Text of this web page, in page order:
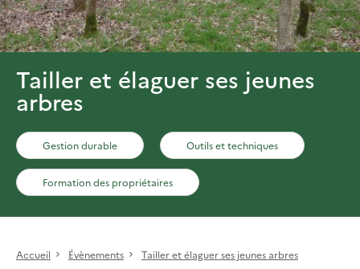
Tailler et élaguer ses jeunes
arbres
Gestion durable Outils et techniques
Formation des propriétaires
Accueil Évènements Tailler et élaguer ses jeunes arbres